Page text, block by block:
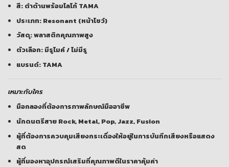
สี: ดำด้านพร้อมโลโก้ TAMA
ประเภท: Resonant (หน้าโชว์)
วัสดุ: พลาสติกคุณภาพสูง
ตัวเลือก: มีรูไมค์ / ไม่มีรู
แบรนด์: TAMA
เหมาะกับใคร
มือกลองที่ต้องการภาพลักษณ์มืออาชีพ
นักดนตรีสาย Rock, Metal, Pop, Jazz, Fusion
ผู้ที่ต้องการควบคุมเสียงกระเดื่องให้อยู่ในการบันทึกเสียงหรือแสดง
สด
ผู้ที่มองหาอุปกรณ์เสริมที่คุณภาพดีในราคาคุ้มค่า